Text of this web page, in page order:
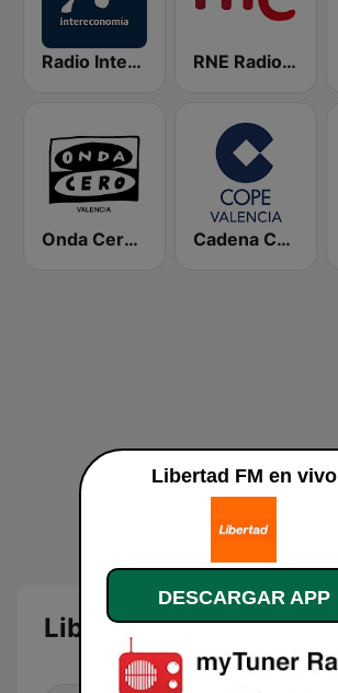
Radio Intereconomía RNE Radio Nacional
Onda Cero Valencia Cadena COPE Valencia
Libertad FM
Libertad FM en vivo
DESCARGAR APP